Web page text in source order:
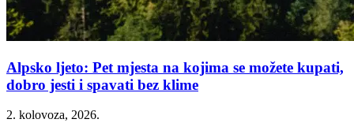
Alpsko ljeto: Pet mjesta na kojima se možete kupati,
dobro jesti i spavati bez klime
2. kolovoza, 2026.